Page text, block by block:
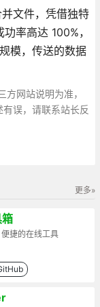
文件，凭借独特
率高达 100%，
模，传送的数据
网站说明为准，
误，请联系站长反
更多»
捷的在线工具